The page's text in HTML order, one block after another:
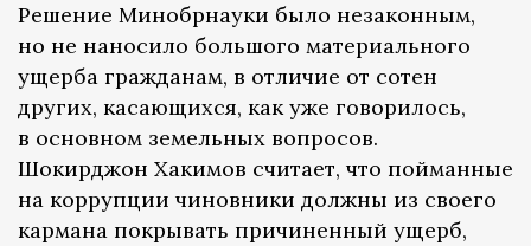
Решение Минобрнауки было незаконным,
но не наносило большого материального
ущерба гражданам, в отличие от сотен
других, касающихся, как уже говорилось,
в основном земельных вопросов.
Шокирджон Хакимов считает, что пойманные
на коррупции чиновники должны из своего
кармана покрывать причиненный ущерб,